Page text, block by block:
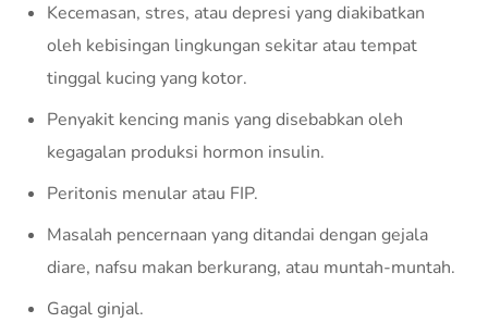
Kecemasan, stres, atau depresi yang diakibatkan
oleh kebisingan lingkungan sekitar atau tempat
tinggal kucing yang kotor.
Penyakit kencing manis yang disebabkan oleh
kegagalan produksi hormon insulin.
Peritonis menular atau FIP.
Masalah pencernaan yang ditandai dengan gejala
diare, nafsu makan berkurang, atau muntah-muntah.
Gagal ginjal.